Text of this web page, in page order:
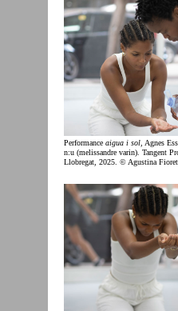
Performance aigua i sol, Agnes
n:u (melissandre varin). Tangent
Llobregat, 2025. © Agustina